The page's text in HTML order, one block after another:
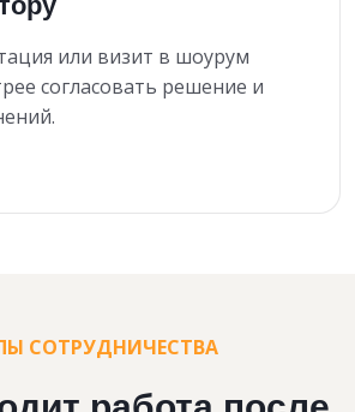
или визит в шоурум
согласовать решение и
СОТРУДНИЧЕСТВА